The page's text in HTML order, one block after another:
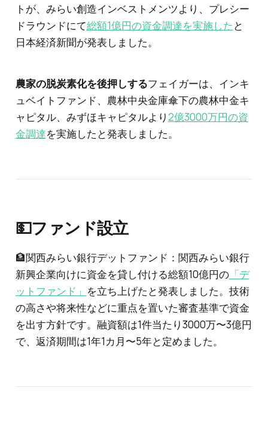
トが、みらい創造インベストメンツより、プレシー
ドラウンドにて総額1億円の資金調達を実施した と
日本経済新聞が発表しました。
農家の脱炭素化を後押しするフェイガーは、インキ
ュベイトファンド、農林中央金庫傘下の農林中金キ
ャピタル、みずほキャピタルより2億3000万円の資
金調達を実施したと発表しました。
💵ファンド設立
🏦関西みらい銀行デットファンド：関西みらい銀行
新興企業向けに資金を貸し付ける総額10億円の「デ
ットファンド」 を立ち上げたと発表しました。技術
の高さや将来性などに重点を置いた審査基準で資金
を出す方針です。融資額は1件当たり3000万〜3億円
で、返済期間は1年1カ月〜5年と定めました。